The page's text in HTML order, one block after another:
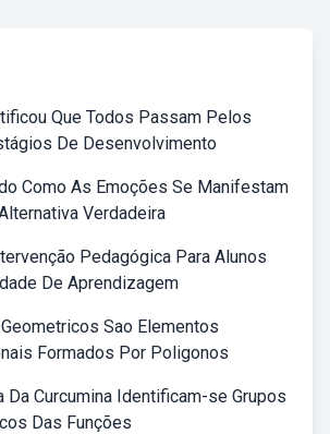
Que Todos Passam Pelos
De Desenvolvimento
Como As Emoções Se Manifestam
Verdadeira
Pedagógica Para Alunos
De Aprendizagem
Sao Elementos
Formados Por Poligonos
Da Curcumina Identificam-se Grupos
Das Funções